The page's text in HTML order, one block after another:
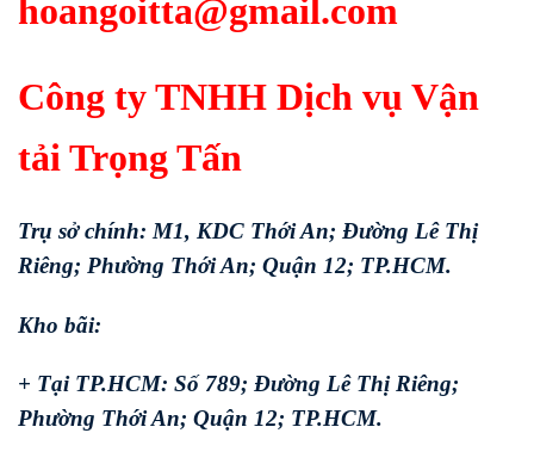
hoangoitta@gmail.com
Công ty TNHH Dịch vụ Vận
tải Trọng Tấn
Trụ sở chính: M1, KDC Thới An; Đường Lê Thị
Riêng; Phường Thới An; Quận 12; TP.HCM.
Kho bãi:
+ Tại TP.HCM: Số 789; Đường Lê Thị Riêng;
Phường Thới An; Quận 12; TP.HCM.